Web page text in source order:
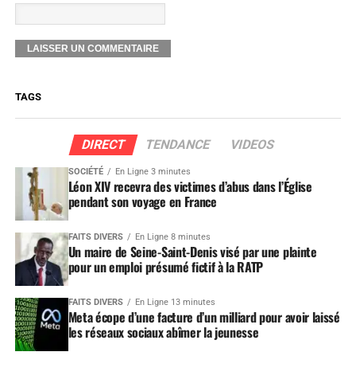
TAGS
DIRECT TENDANCE VIDEOS
SOCIÉTÉ En Ligne 3 minutes
Léon XIV recevra des victimes d’abus dans l’Église
pendant son voyage en France
FAITS DIVERS En Ligne 8 minutes
Un maire de Seine-Saint-Denis visé par une plainte
pour un emploi présumé fictif à la RATP
FAITS DIVERS En Ligne 13 minutes
Meta écope d’une facture d’un milliard pour avoir laissé
les réseaux sociaux abîmer la jeunesse